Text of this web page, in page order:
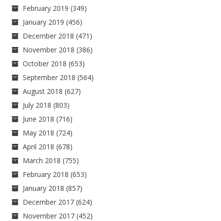
February 2019 (349)
January 2019 (456)
December 2018 (471)
November 2018 (386)
October 2018 (653)
September 2018 (564)
August 2018 (627)
July 2018 (803)
June 2018 (716)
May 2018 (724)
April 2018 (678)
March 2018 (755)
February 2018 (653)
January 2018 (857)
December 2017 (624)
November 2017 (452)